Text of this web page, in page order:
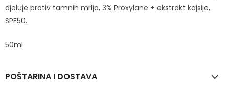
djeluje protiv tamnih mrlja, 3% Proxylane + ekstrakt kajsije,
SPF50.
50ml
POŠTARINA I DOSTAVA